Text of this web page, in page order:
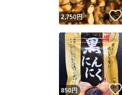
2,750円
850円